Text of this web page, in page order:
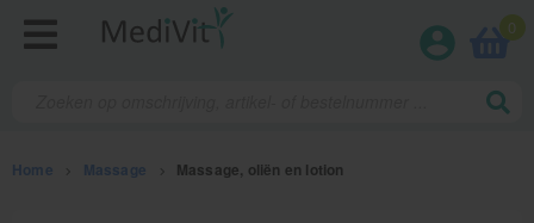
0
Home Massage Massage, oliën en lotion